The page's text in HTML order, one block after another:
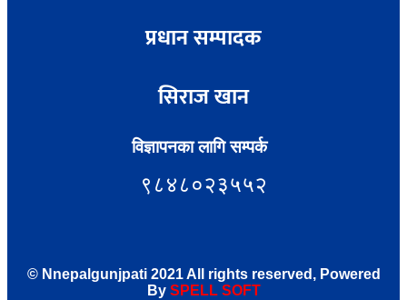
प्रधान सम्पादक
सिराज खान
विज्ञापनका लागि सम्पर्क
९८४८०२३५५२
© Nnepalgunjpati 2021 All rights reserved, Powered
By SPE LLSOFT